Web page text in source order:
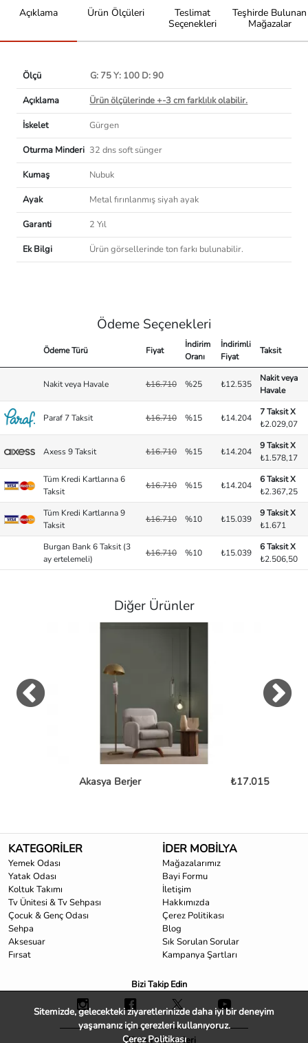
seçilmiş malzemelerini kullanarak üretilmiştir. Kaliteli
malzemeler, berjerin kalıcı ve dayanıklı olmasını sağlar. Ayrıca,
berjerin modern tasarımı, herhangi bir ev dekorasyonuna
tasarım ve konfor özellikleriyle öne çıkan bir berjerdir.
Minimalist tasarımı, herhangi bir ev dekorasyonuna kolayca
uyum sağlar. Berjerin kaliteli malzemeleri, uzun ömürlü
kullanımı garanti eder. Ayrıca, kolay temizlenebilir kumaşı,
berjerin bakımını da kolaylaştırır. Evinizin konforlu bir
köşesinde rahatlamak için Palermo Berjer'i tercih edebilirsiniz.
Açıklama Ürün Ölçüleri
Teslimat
Seçenekleri
Teşhirde Bulunan
Mağazalar
Ölçü
G: 75 Y: 100 D: 90
Açıklama
Ürün ölçülerinde +-3 cm farklılık olabilir.
İskelet
Gürgen
Oturma Minderi 32 dns soft sünger
Kumaş
Nubuk
Ayak
Metal fırınlanmış siyah ayak
Garanti
2 Yıl
Ek Bilgi
Ürün görsellerinde ton farkı bulunabilir.
Ödeme Seçenekleri
Ödeme Türü Fiyat
İndirim
Oranı
İndirimli
Fiyat
Taksit
Nakit veya Havale ₺16.710 %25 ₺12.535
Nakit veya
Havale
Paraf 7 Taksit ₺16.710 %15 ₺14.204
7 Taksit X
₺2.029,07
Axess 9 Taksit ₺16.710 %15 ₺14.204
9 Taksit X
₺1.578,17
Tüm Kredi Kartlarına 6
Taksit
₺16.710 %15 ₺14.204
6 Taksit X
₺2.367,25
Tüm Kredi Kartlarına 9
Taksit
₺16.710 %10 ₺15.039
9 Taksit X
₺1.671
Burgan Bank 6 Taksit (3
ay ertelemeli)
₺16.710 %10 ₺15.039
6 Taksit X
₺2.506,50
Diğer Ürünler
Akasya Berjer ₺17.015
KATEGORİLER
Yemek Odası
Yatak Odası
Koltuk Takımı
Tv Ünitesi & Tv Sehpası
Çocuk & Genç Odası
Sehpa
Aksesuar
Fırsat
İDER MOBİLYA
Mağazalarımız
Bayi Formu
İletişim
Hakkımızda
Çerez Politikası
Blog
Sık Sorulan Sorular
Kampanya Şartları
Bizi Takip Edin
Müşteri Hizmetleri
Sitemizde, gelecekteki ziyaretlerinizde daha iyi bir deneyim
yaşamanız için çerezleri kullanıyoruz.
Çerez Politikası